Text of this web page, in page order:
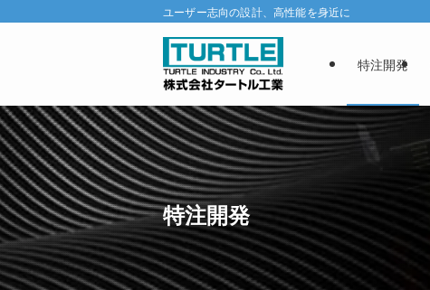
ユーザー志向の設計、高性能を身近に
特注開発
特注開発